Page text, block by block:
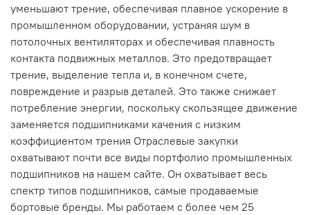
уменьшают трение, обеспечивая плавное ускорение в
промышленном оборудовании, устраняя шум в
потолочных вентиляторах и обеспечивая плавность
контакта подвижных металлов. Это предотвращает
трение, выделение тепла и, в конечном счете,
повреждение и разрыв деталей. Это также снижает
потребление энергии, поскольку скользящее движение
заменяется подшипниками качения с низким
коэффициентом трения Отраслевые закупки
охватывают почти все виды портфолио промышленных
подшипников на нашем сайте. Он охватывает весь
спектр типов подшипников, самые продаваемые
бортовые бренды. Мы работаем с более чем 25